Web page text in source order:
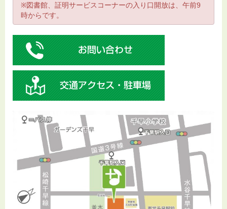
※図書館、証明サービスコーナーの入り口開放は、午前9
時からです。